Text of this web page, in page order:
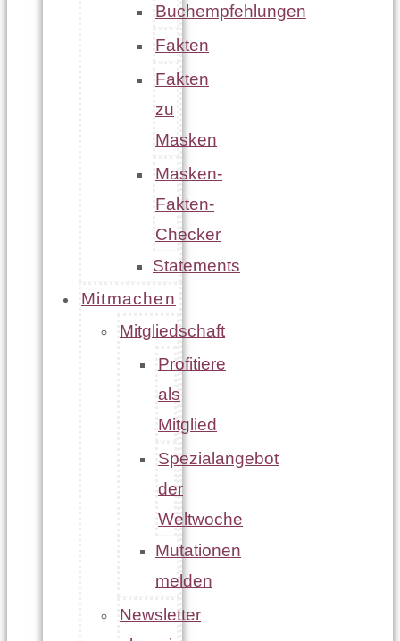
Buchempfehlungen
Fakten
Fakten
zu
Masken
Masken-
Fakten-
Checker
Statements
Mitmachen
Mitgliedschaft
Profitiere
als
Mitglied
Spezialangebot
der
Weltwoche
Mutationen
melden
Newsletter